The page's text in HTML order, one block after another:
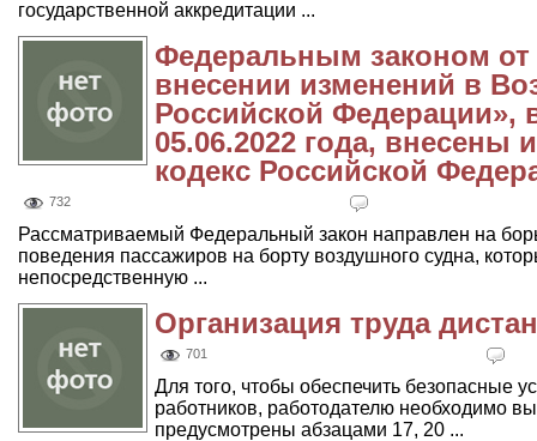
государственной аккредитации ...
Федеральным законом
внесении изменений в
Российской Федерации»,
05.06.2022 года,
кодекс Российской
732
Рассматриваемый Федеральный закон направлен на
поведения пассажиров на борту воздушного судна,
непосредственную ...
Организация труда
701
Для того, чтобы обеспечить безопасные
работников, работодателю необходимо
предусмотрены абзацами 17, 20 ...